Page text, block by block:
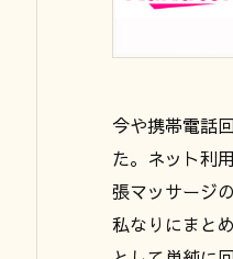
今や携帯電話
た。ネット利
張マッサージ
私なりにまと